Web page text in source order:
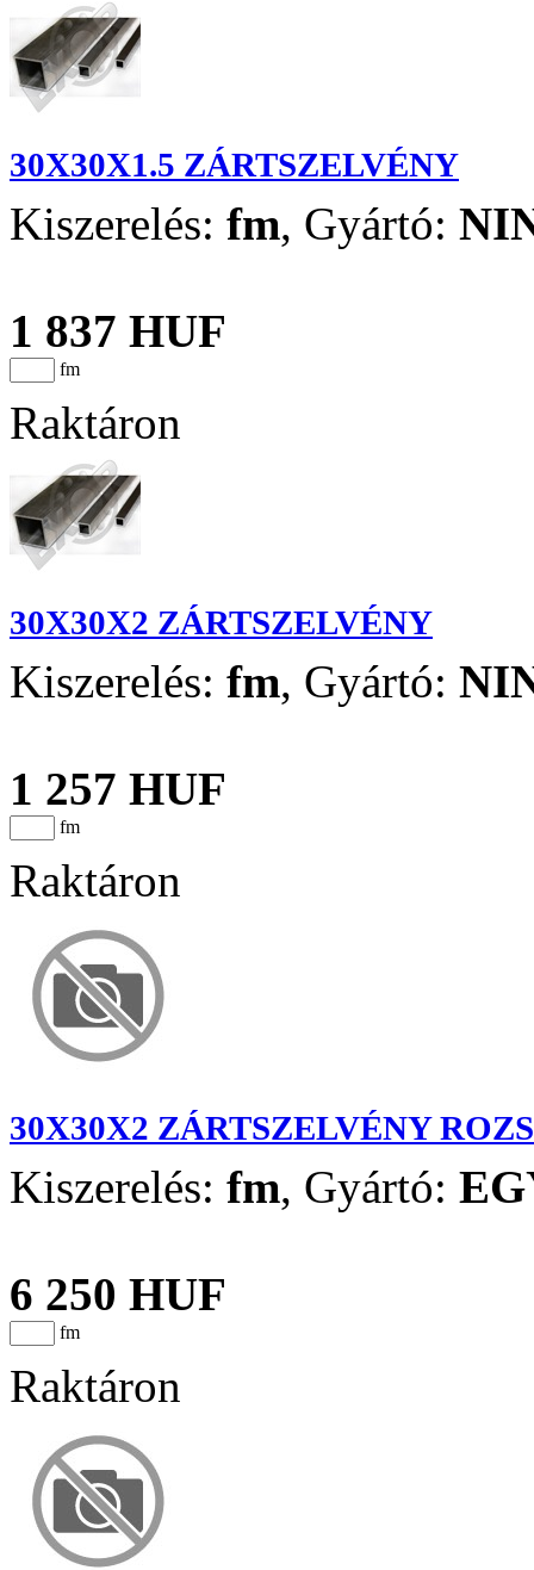
30X30X1.5 ZÁRTSZELVÉNY
Kiszerelés: fm, Gyártó:
1 837 HUF
fm
Raktáron
30X30X2 ZÁRTSZELVÉNY
Kiszerelés: fm, Gyártó:
1 257 HUF
fm
Raktáron
30X30X2 ZÁRTSZELVÉNY
Kiszerelés: fm, Gyártó:
6 250 HUF
fm
Raktáron